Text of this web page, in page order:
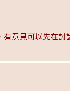
意見可以先在討